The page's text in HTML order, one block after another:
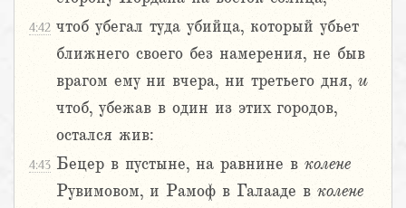
4:42 чтоб убегал туда убийца, который убьет
ближнего своего без намерения, не быв
врагом ему ни вчера, ни третьего дня, и
чтоб, убежав в один из этих городов,
остался жив:
4:43 Бецер в пустыне, на равнине в колене
Рувимовом, и Рамоф в Галааде в колене